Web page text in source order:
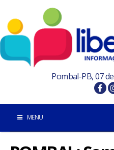
Pombal-PB, 07
MENU
INÍCIO